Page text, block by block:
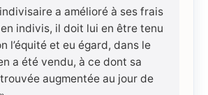
indivisaire a amélioré à ses frais
indivis, il doit lui en être tenu
l’équité et eu égard, dans le
a été vendu, à ce dont sa
augmentée au jour de